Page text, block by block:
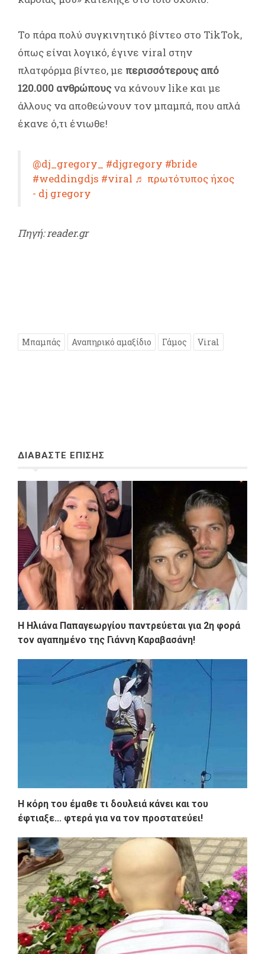
Το πάρα πολύ συγκινητικό βίντεο στο TikTok,
όπως είναι λογικό, έγινε viral στην
πλατφόρμα βίντεο, με περισσότερους από
120.000 ανθρώπουςνα κάνουν like και με
άλλους να αποθεώνουν τον μπαμπά, που απλά
έκανε ό,τι ένιωθε!
@dj_gregory_ #djgregory #bride
#weddingdjs #viral ♬ πρωτότυπος ήχος
- dj gregory
Πηγή: reader.gr
Μπαμπάς Αναπηρικό αμαξίδιο Γάμος Viral
ΔΙΑΒΑΣΤΕ ΕΠΙΣΗΣ
Η Ηλιάνα Παπαγεωργίου παντρεύεται για 2η φορά
τον αγαπημένο της Γιάννη Καραβασάνη!
Η κόρη του έμαθε τι δουλειά κάνει και του
έφτιαξε... φτερά για να τον προστατεύει!